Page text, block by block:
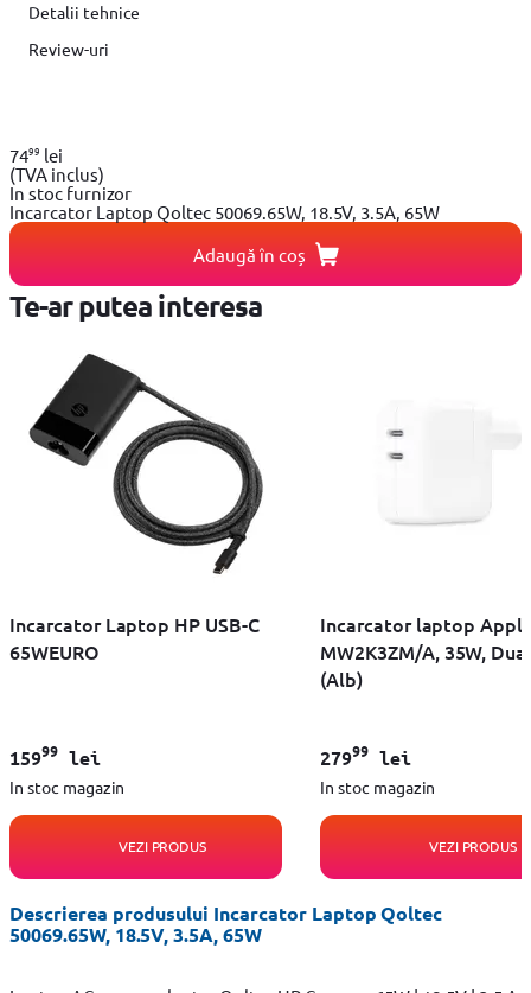
Detalii tehnice
Review-uri
7499 lei
(TVA inclus)
In stoc furnizor
Incarcator Laptop Qoltec 50069.65W, 18.5V, 3.5A, 65W
Adaugă în coș
Te-ar putea interesa
Incarcator Laptop HP USB-C
65WEURO
15999lei
In stoc magazin
VEZI PRODUS
Incarcator laptop
MW2K3ZM/A, 35W,
(Alb)
27999lei
In stoc magazin
VEZI PRODUS
Descrierea produsului Incarcator Laptop Qoltec
50069.65W, 18.5V, 3.5A, 65W